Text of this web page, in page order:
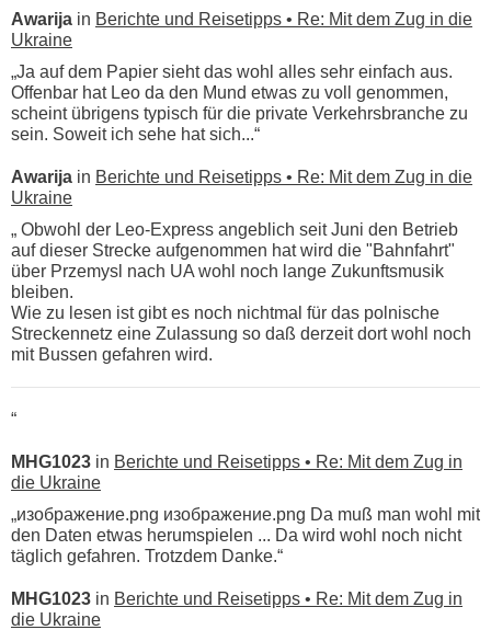
Awarija in Berichte und Reisetipps • Re: Mit dem Zug in die
Ukraine
„Ja auf dem Papier sieht das wohl alles sehr einfach aus.
Offenbar hat Leo da den Mund etwas zu voll genommen,
scheint übrigens typisch für die private Verkehrsbranche zu
sein. Soweit ich sehe hat sich...“
Awarija in Berichte und Reisetipps • Re: Mit dem Zug in die
Ukraine
„ Obwohl der Leo-Express angeblich seit Juni den Betrieb
auf dieser Strecke aufgenommen hat wird die "Bahnfahrt"
über Przemysl nach UA wohl noch lange Zukunftsmusik
bleiben.
Wie zu lesen ist gibt es noch nichtmal für das polnische
Streckennetz eine Zulassung so daß derzeit dort wohl noch
mit Bussen gefahren wird.
“
MHG1023 in Berichte und Reisetipps • Re: Mit dem Zug in
die Ukraine
„изображение.png изображение.png Da muß man wohl mit
den Daten etwas herumspielen ... Da wird wohl noch nicht
täglich gefahren. Trotzdem Danke.“
MHG1023 in Berichte und Reisetipps • Re: Mit dem Zug in
die Ukraine